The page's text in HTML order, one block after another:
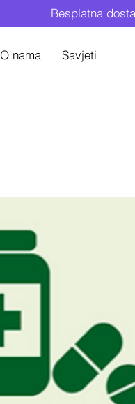
Besplatna
O nama Savjeti